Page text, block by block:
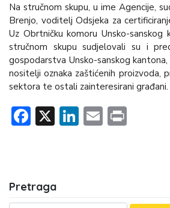
Na stručnom skupu, u ime Agencije,
Brenjo, voditelj Odsjeka za
Uz Obrtničku komoru Unsko-sanskog
stručnom skupu sudjelovali su i
gospodarstva Unsko-sanskog
nositelji oznaka zaštićenih proizvoda,
sektora te ostali zainteresirani građani.
Facebook
X LinkedIn
Email
Pretraga